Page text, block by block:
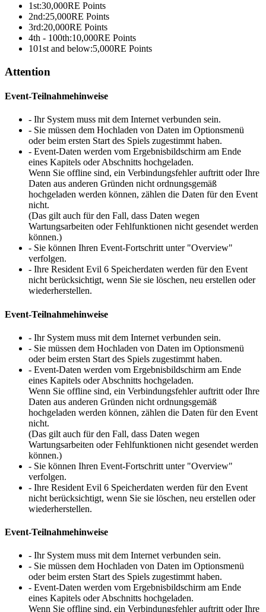
1st:30,000RE Points
2nd:25,000RE Points
3rd:20,000RE Points
4th - 100th:10,000RE Points
101st and below:5,000RE Points
Attention
Event-Teilnahmehinweise
- Ihr System muss mit dem Internet verbunden sein.
- Sie müssen dem Hochladen von Daten im Optionsmenü
oder beim ersten Start des Spiels zugestimmt haben.
- Event-Daten werden vom Ergebnisbildschirm am Ende
eines Kapitels oder Abschnitts hochgeladen.
Wenn Sie offline sind, ein Verbindungsfehler auftritt oder Ihre
Daten aus anderen Gründen nicht ordnungsgemäß
hochgeladen werden können, zählen die Daten für den Event
nicht.
(Das gilt auch für den Fall, dass Daten wegen
Wartungsarbeiten oder Fehlfunktionen nicht gesendet werden
können.)
- Sie können Ihren Event-Fortschritt unter "Overview"
verfolgen.
- Ihre Resident Evil 6 Speicherdaten werden für den Event
nicht berücksichtigt, wenn Sie sie löschen, neu erstellen oder
wiederherstellen.
Event-Teilnahmehinweise
- Ihr System muss mit dem Internet verbunden sein.
- Sie müssen dem Hochladen von Daten im Optionsmenü
oder beim ersten Start des Spiels zugestimmt haben.
- Event-Daten werden vom Ergebnisbildschirm am Ende
eines Kapitels oder Abschnitts hochgeladen.
Wenn Sie offline sind, ein Verbindungsfehler auftritt oder Ihre
Daten aus anderen Gründen nicht ordnungsgemäß
hochgeladen werden können, zählen die Daten für den Event
nicht.
(Das gilt auch für den Fall, dass Daten wegen
Wartungsarbeiten oder Fehlfunktionen nicht gesendet werden
können.)
- Sie können Ihren Event-Fortschritt unter "Overview"
verfolgen.
- Ihre Resident Evil 6 Speicherdaten werden für den Event
nicht berücksichtigt, wenn Sie sie löschen, neu erstellen oder
wiederherstellen.
Event-Teilnahmehinweise
- Ihr System muss mit dem Internet verbunden sein.
- Sie müssen dem Hochladen von Daten im Optionsmenü
oder beim ersten Start des Spiels zugestimmt haben.
- Event-Daten werden vom Ergebnisbildschirm am Ende
eines Kapitels oder Abschnitts hochgeladen.
Wenn Sie offline sind, ein Verbindungsfehler auftritt oder Ihre